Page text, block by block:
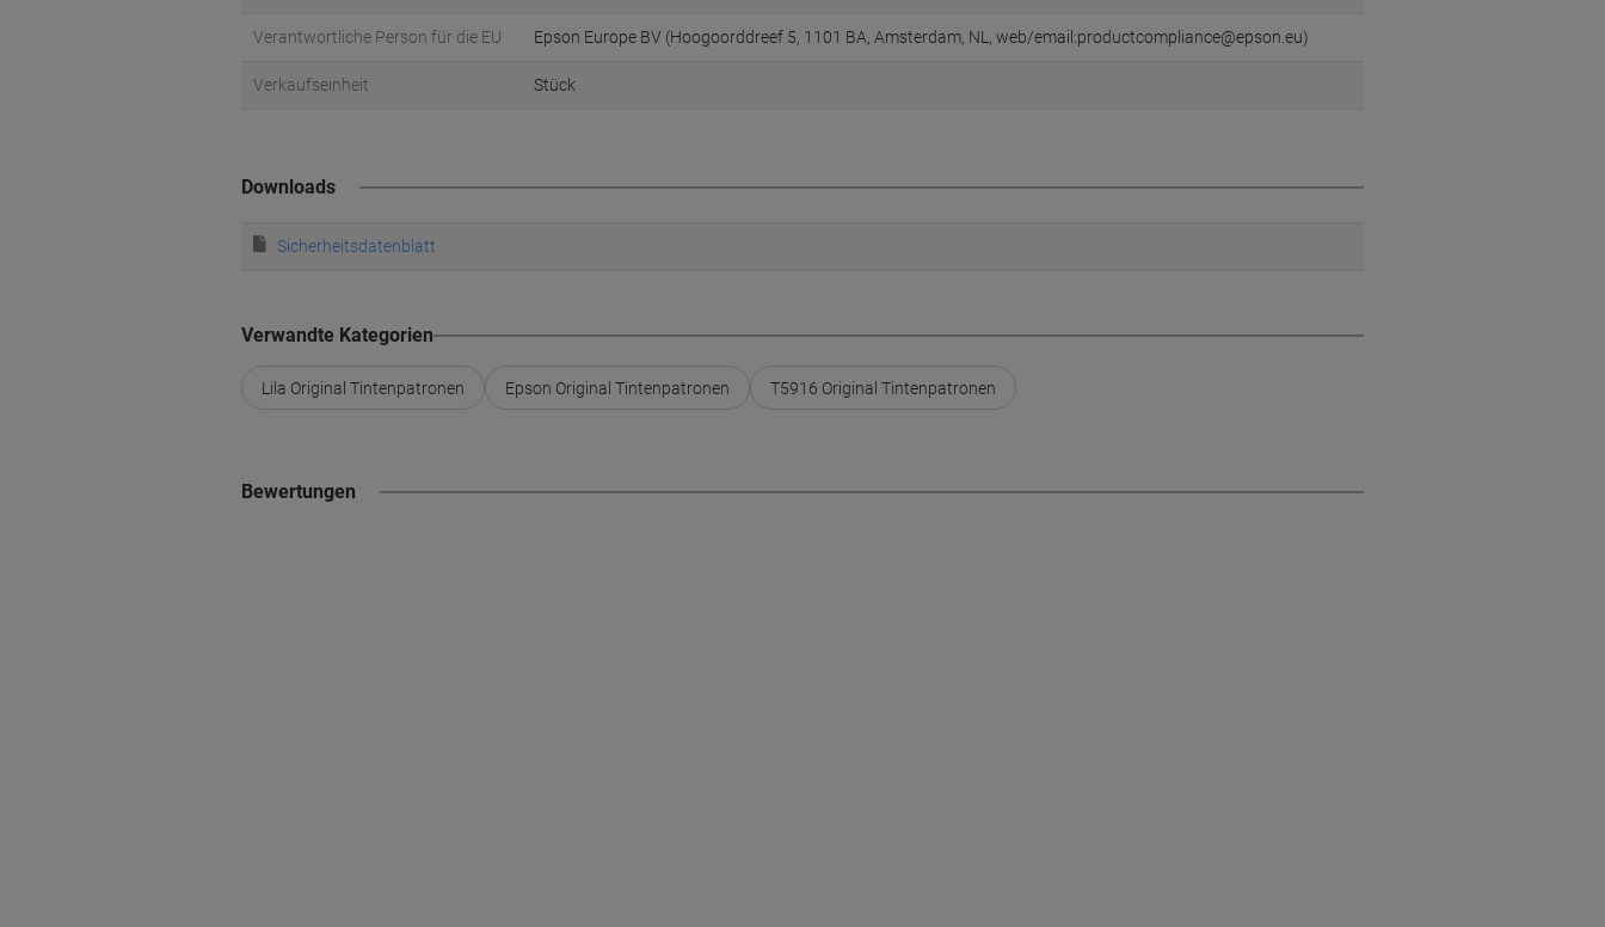
Verantwortliche Person für die EU Epson Europe BV (Hoogoorddreef 5, 1101 BA, Amsterdam, NL, web/email:productcompliance@epson.eu)
Verkaufseinheit Stück
Downloads
Sicherheitsdatenblatt
Verwandte Kategorien
Lila Original Tintenpatronen Epson Original Tintenpatronen T5916 Original Tintenpatronen
Bewertungen